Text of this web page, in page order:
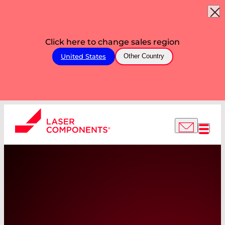
Click here to change sales region
United States Other Country